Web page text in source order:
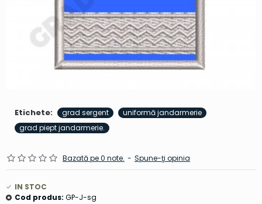
Etichete: grad sergent
uniformă jandarmerie
grad piept jandarmerie.
Bazată pe 0 note. - Spune-ţi opinia
IN STOC
Cod produs: GP-J-sg